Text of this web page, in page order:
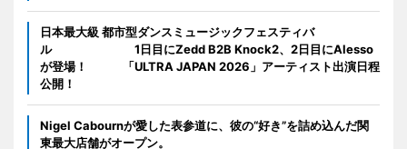
日本最大級 都市型ダンスミュージックフェスティバ
ル 1日目にZedd B2B Knock2、2日目にAlesso
が登場！ 「ULTRA JAPAN 2026」アーティスト出演日程
公開！
Nigel Cabournが愛した表参道に、彼の“好き”を詰め込んだ関
東最大店舗がオープン。